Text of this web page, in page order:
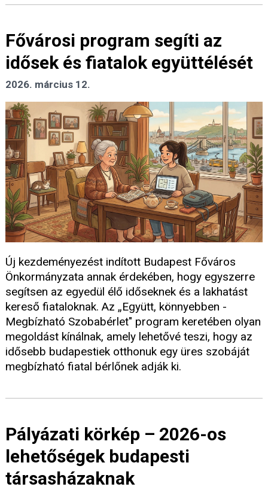
Fővárosi program segíti az
idősek és fiatalok együttélését
2026. március 12.
Új kezdeményezést indított Budapest Főváros
Önkormányzata annak érdekében, hogy egyszerre
segítsen az egyedül élő időseknek és a lakhatást
kereső fiataloknak. Az „Együtt, könnyebben -
Megbízható Szobabérlet" program keretében olyan
megoldást kínálnak, amely lehetővé teszi, hogy az
idősebb budapestiek otthonuk egy üres szobáját
megbízható fiatal bérlőnek adják ki.
Pályázati körkép – 2026-os
lehetőségek budapesti
társasházaknak